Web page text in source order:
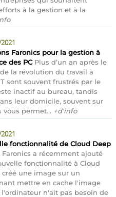
à la gestion et à la
Faronics pour la gestion à
des PCPlus d’un an après le
la révolution du travail à
sont souvent frustrés par le
inactif au bureau, tandis
leur domicile, souvent sur
vous permet... +d'info
fonctionnalité de Cloud Deep
Faronics a récemment ajouté
fonctionnalité à Cloud
créé une image sur un
mettre en cache l'image
n'ait pas besoin de